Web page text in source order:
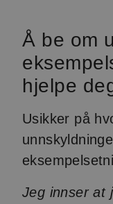
Å be om
hjelpe
Usikker på
Jeg innser at